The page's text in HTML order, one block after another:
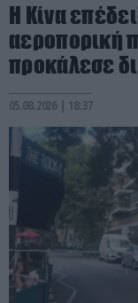
Η Κίνα
αεροπορική
προκάλεσε
05.08.2026 | 18:37